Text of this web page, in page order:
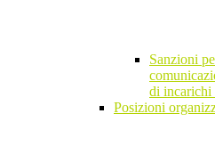
Sanzioni
di incarichi
Posizioni